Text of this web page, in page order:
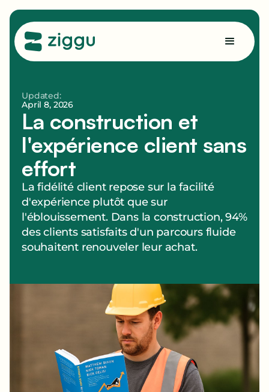
Updated:
April 8, 2026
La construction et
l'expérience client sans
effort
La fidélité client repose sur la facilité
d'expérience plutôt que sur
l'éblouissement. Dans la construction, 94%
des clients satisfaits d'un parcours fluide
souhaitent renouveler leur achat.